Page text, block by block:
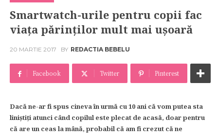
Smartwatch-urile pentru copii fac
viața părinților mult mai ușoară
20 MARTIE 2017 BY REDACTIA BEBELU
Facebook Twitter Pinterest
Dacă ne-ar fi spus cineva în urmă cu 10 ani că vom putea sta
liniștiți atunci când copilul este plecat de acasă, doar pentru
că are un ceas la mână, probabil că am fi crezut că ne